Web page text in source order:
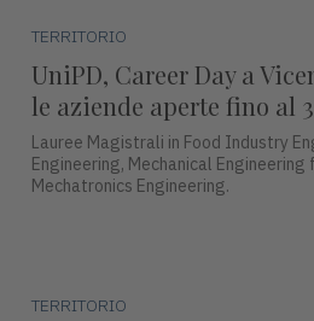
TERRITORIO
UniPD, Career Day a
le aziende aperte fino al
Lauree Magistrali in Food Industry
Engineering, Mechanical
Mechatronics Engineering.
TERRITORIO